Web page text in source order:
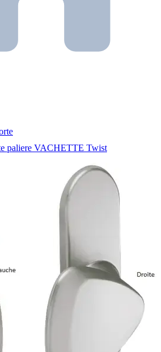
paliere VACHETTE Twist